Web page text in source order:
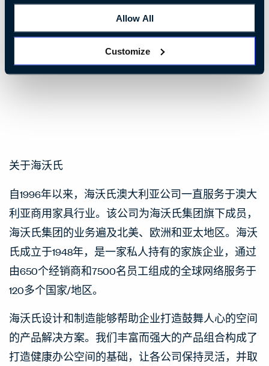
Allow All
Customize
如欲获取更多新闻，请致电1300 1760 75或通过电子
邮件PaulMatthew.Lerio@Haworth.com联系Paul Matthew
Lerio
关于海沃氏
自1996年以来，海沃氏澳大利亚公司一直服务于澳大
利亚商用家具行业。该公司为海沃氏集团旗下成员，
海沃氏集团的业务遍及北美、欧洲和亚太地区。海沃
氏成立于1948年，是一家私人持有的家族企业，通过
由650个经销商和7500名员工组成的全球网络服务于
120多个国家/地区。
海沃氏设计和制造能够帮助企业打造鼓舞人心的空间
的产品解决方案。我们丰富而强大的产品组合构成了
打造健康办公空间的基础，让各公司保持灵活，并取